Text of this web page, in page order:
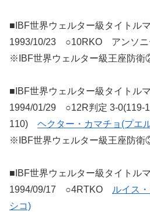
■IBF世界ウェルター級タイトル
1993/10/23 ○10RKO アンソニ
※IBF世界ウェルター級王座防
■IBF世界ウェルター級タイトル
1994/01/29 ○12R判定 3-0(119-
110) ヘクター・カマチョ(プエ
※IBF世界ウェルター級王座防
■IBF世界ウェルター級タイトル
1994/09/17 ○4RTKO
ルイス
シコ)